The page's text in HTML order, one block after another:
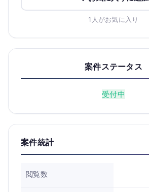
1人がお気に入り
案件ステータス
受付中
案件統計
閲覧数